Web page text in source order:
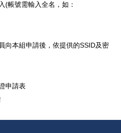
(帳號需輸入全名，如：
向本組申請後，依提供的SSID及密
申請表